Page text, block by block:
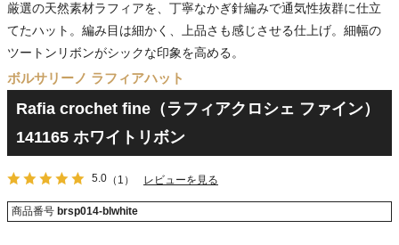
厳選の天然素材ラフィアを、丁寧なかぎ針編みで通気性抜群に仕立
てたハット。編み目は細かく、上品さも感じさせる仕上げ。細幅の
ツートンリボンがシックな印象を高める。
ボルサリーノ ラフィアハット
Rafia crochet fine（ラフィアクロシェ ファイン）
141165 ホワイトリボン
5.0 （1） レビューを見る
商品番号 brsp014-blwhite